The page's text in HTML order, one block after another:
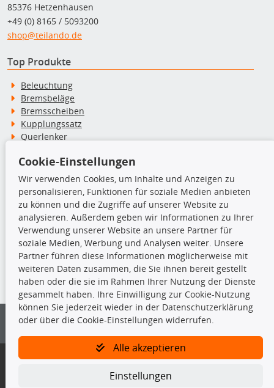
85376 Hetzenhausen
+49 (0) 8165 / 5093200
shop@teilando.de
Top Produkte
Beleuchtung
Bremsbeläge
Bremsscheiben
Kupplungssatz
Querlenker
Stoßdämpfer
TecDoc Inside
Die hier angezeigten Daten insbesondere die gesamte Datenbank dürfen
nicht kopiert werden.
Es ist zu unterlassen, die Daten oder die gesamte Datenbank ohne
vorherige Zustimmung von TecDoc zu vervielfältigen, zu verbreiten
und/oder diese Handlungen durch Dritte ausführen zu lassen. Ein
Bitte prüfen Sie, ob das über unseren Onlineshop identifizierte Ersatzteil
Gegebenenfalls sind ergänzende Informationen notwendig, um
Cookie-Einstellungen
Wir verwenden Cookies, um Inhalte und Anzeigen zu
personalisieren, Funktionen für soziale Medien anbieten
zu können und die Zugriffe auf unserer Website zu
analysieren. Außerdem geben wir Informationen zu Ihrer
Verwendung unserer Website an unsere Partner für
soziale Medien, Werbung und Analysen weiter. Unsere
Partner führen diese Informationen möglicherweise mit
weiteren Daten zusammen, die Sie ihnen bereit gestellt
haben oder die sie im Rahmen Ihrer Nutzung der Dienste
gesammelt haben. Ihre Einwilligung zur Cookie-Nutzung
können Sie jederzeit wieder in der Datenschutzerklärung
oder über die Cookie-Einstellungen widerrufen.
Alle akzeptieren
Einstellungen